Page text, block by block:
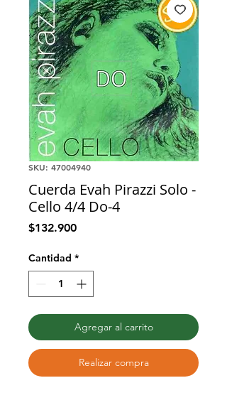
SKU: 47004940
Cuerda Evah Pirazzi Solo -
Cello 4/4 Do-4
$132.900Precio
Cantidad *
Agregar al carrito
Realizar compra